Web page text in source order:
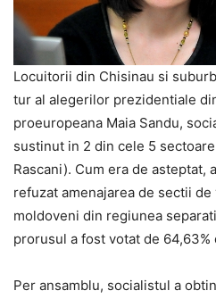
Locuitorii din Chisinau si
tur al alegerilor prezidentiale
proeuropeana Maia Sandu,
sustinut in 2 din cele 5
Rascani). Cum era de asteptat,
refuzat amenajarea de sectii
moldoveni din regiunea
prorusul a fost votat de
Per ansamblu, socialistul a